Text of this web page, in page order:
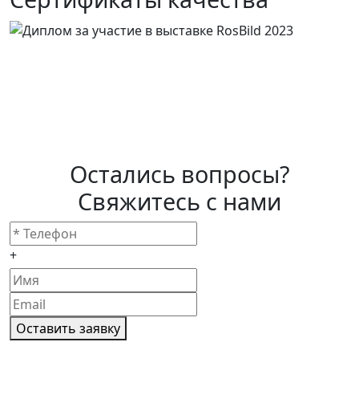
Остались вопросы?
Свяжитесь с нами
+
Оставить заявку